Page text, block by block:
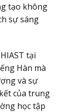
tạo không
sự sáng
tại
Hàn mà
và sự
của trung
học tập